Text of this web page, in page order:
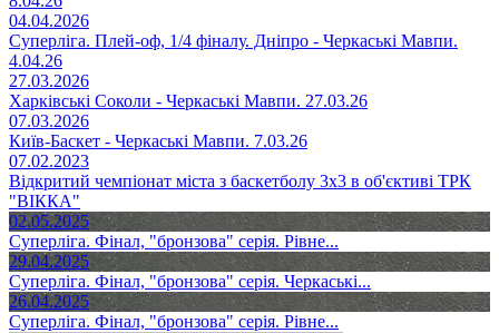
04.04.2026
Суперліга. Плей-оф, 1/4 фіналу. Дніпро - Черкаські Мавпи.
4.04.26
27.03.2026
Харківські Соколи - Черкаські Мавпи. 27.03.26
07.03.2026
Київ-Баскет - Черкаські Мавпи. 7.03.26
07.02.2023
Відкритий чемпіонат міста з баскетболу 3х3 в об'єктиві ТРК
"ВІККА"
02.05.2025
Суперліга. Фінал, "бронзова" серія. Рівне...
29.04.2025
Суперліга. Фінал, "бронзова" серія. Черкаські...
26.04.2025
Суперліга. Фінал, "бронзова" серія. Рівне...